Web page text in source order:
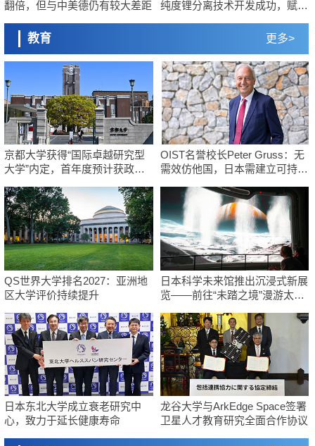
翻倍，但与中美德仍有较大差距
纯度锂分离技术开发成功，赋能
教育 更多>
京都大学获得“国际卓越研究型
大学”内定，首年度预计获政府
OIST名誉校长Peter Gruss：无
需效仿他国，日本需建立可持续
QS世界大学排名2027：亚洲地
区大学评价持续提升
日本科学未来馆推出沉浸式新展
览——前往“未踏之境”漫游太阳
日本东北大学成立衰老研究中
心，致力于延长健康寿命
龙谷大学与ArkEdge Space签署
卫星人才教育研究全面合作协议